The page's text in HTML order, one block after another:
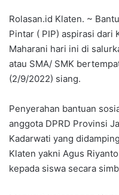
Rolasan.id Klaten. ~
Pintar ( PIP) aspirasi dari
Maharani hari ini di
atau SMA/ SMK
(2/9/2022) siang.
Penyerahan bantuan
anggota DPRD Provinsi
Kadarwati yang
Klaten yakni Agus
kepada siswa secara